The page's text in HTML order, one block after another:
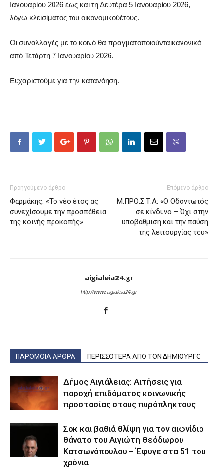
Ιανουαρίου 2026 έως και τηΔευτέρα 5 Ιανουαρίου 2026,
λόγω κλεισίματος του οικονομικούέτους.
Οι συναλλαγές με το κοινό θα πραγματοποιούνταικανονικά
από Τετάρτη 7 Ιανουαρίου 2026.
Ευχαριστούμε για την κατανόηση.
Προηγούμενο άρθρο
Φαρμάκης: «Το νέο έτος ας
συνεχίσουμε την προσπάθεια
της κοινής προκοπής»
Επόμενο άρθρο
Μ.ΠΡΟ.Σ.Τ.Α: «Ο Οδοντωτός
σε κίνδυνο – Όχι στην
υποβάθμιση και την παύση
της λειτουργίας του»
aigialeia24.gr
http://www.aigialeia24.gr
ΠΑΡΟΜΟΙΑ ΑΡΘΡΑ ΠΕΡΙΣΣΟΤΕΡΑ ΑΠΟ ΤΟΝ ΔΗΜΙΟΥΡΓΟ
Δήμος Αιγιάλειας: Αιτήσεις για
παροχή επιδόματος κοινωνικής
προστασίας στους πυρόπληκτους
Σοκ και βαθιά θλίψη για τον αιφνίδιο
θάνατο του Αιγιώτη Θεόδωρου
Κατσωνόπουλου – Έφυγε στα 51 του
χρόνια